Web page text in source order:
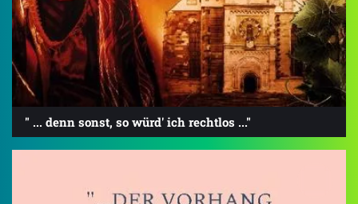
" ... denn sonst, so würd' ich rechtlos ..."